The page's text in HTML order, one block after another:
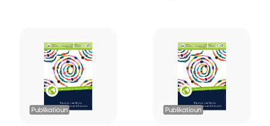
Publikatioun Publikatioun